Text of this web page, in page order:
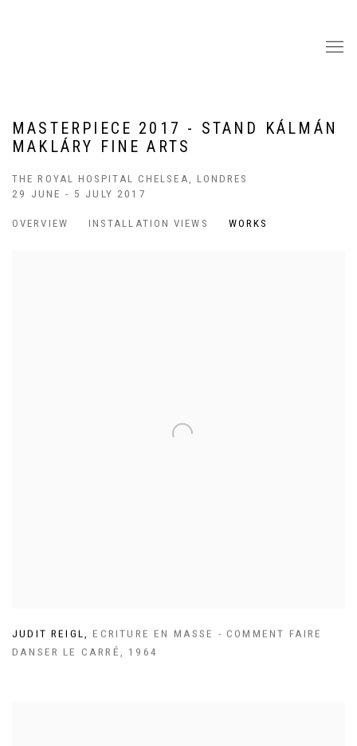
MASTERPIECE 2017 - STAND KÁLMÁN
MAKLÁRY FINE ARTS
THE ROYAL HOSPITAL CHELSEA, LONDRES
29 JUNE - 5 JULY 2017
OVERVIEW INSTALLATION VIEWS WORKS
JUDIT REIGL,ECRITURE EN MASSE - COMMENT FAIRE
DANSER LE CARRÉ , 1964